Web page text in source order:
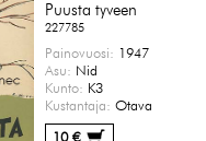
Puusta tyveen
227785
Painovuosi: 1947
Asu: Nid
Kunto: K3
Kustantaja: Otava